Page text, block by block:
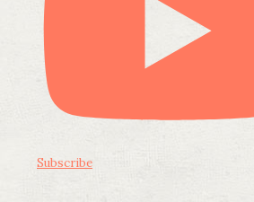
Subscribe